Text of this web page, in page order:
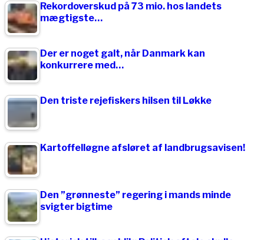
Rekordoverskud på 73 mio. hos landets
mægtigste…
Der er noget galt, når Danmark kan
konkurrere med…
Den triste rejefiskers hilsen til Løkke
Kartoffelløgne afsløret af landbrugsavisen!
Den ”grønneste” regering i mands minde
svigter bigtime